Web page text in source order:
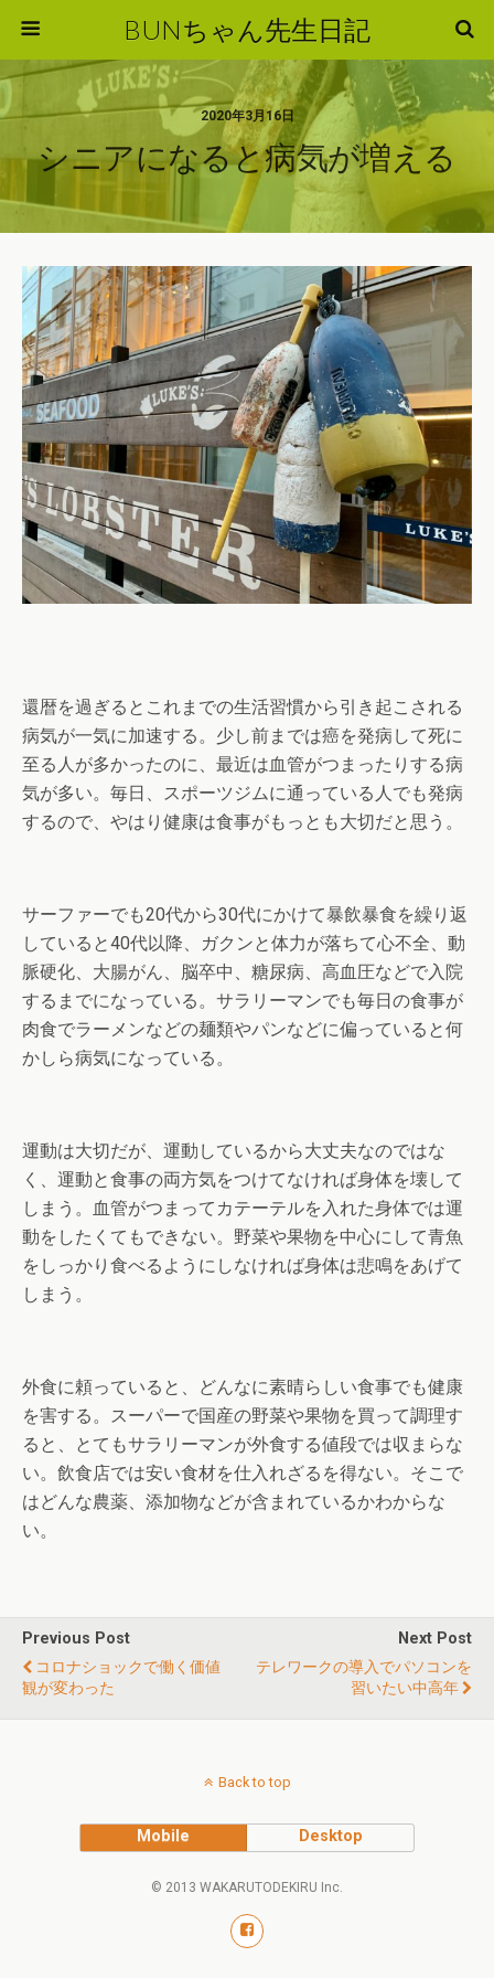
BUNちゃん先生日記
2020年3月16日
シニアになると病気が増える
還暦を過ぎるとこれまでの生活習慣から引き起こされる
病気が一気に加速する。少し前までは癌を発病して死に
至る人が多かったのに、最近は血管がつまったりする病
気が多い。毎日、スポーツジムに通っている人でも発病
するので、やはり健康は食事がもっとも大切だと思う。
サーファーでも20代から30代にかけて暴飲暴食を繰り返
していると40代以降、ガクンと体力が落ちて心不全、動
脈硬化、大腸がん、脳卒中、糖尿病、高血圧などで入院
するまでになっている。サラリーマンでも毎日の食事が
肉食でラーメンなどの麺類やパンなどに偏っていると何
かしら病気になっている。
運動は大切だが、運動しているから大丈夫なのではな
く、運動と食事の両方気をつけてなければ身体を壊して
しまう。血管がつまってカテーテルを入れた身体では運
動をしたくてもできない。野菜や果物を中心にして青魚
をしっかり食べるようにしなければ身体は悲鳴をあげて
しまう。
外食に頼っていると、どんなに素晴らしい食事でも健康
を害する。スーパーで国産の野菜や果物を買って調理す
ると、とてもサラリーマンが外食する値段では収まらな
い。飲食店では安い食材を仕入れざるを得ない。そこで
はどんな農薬、添加物などが含まれているかわからな
い。
Previous Post
コロナショックで働く価値
観が変わった
Next Post
テレワークの導入でパソコンを
習いたい中高年
Back to top
Mobile Desktop
© 2013 WAKARUTODEKIRU Inc.